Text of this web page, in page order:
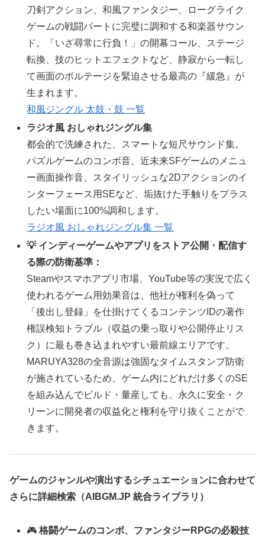
刀剣アクション、和風ファンタジー、ローグライク
ゲームの戦闘パートに完璧に調和する和楽器サウン
ド。「いざ尋常に行負！」の開幕コール、ステージ
転換、技のヒットエフェクトなど、静寂から一転し
て画面のボルテージを緊迫させる最高の『緩急』が
生まれます。
和風ジングル 太鼓・鼓 一覧
ラジオ風 おしゃれジングル集
都会的で洗練された、スマートな短尺サウンド集。
パズルゲームのコンボ音、近未来SFゲームのメニュ
ー画面操作音、スタイリッシュな2Dアクションのイ
ンターフェース用SEなど、垢抜けた手触りをプラス
したい場面に100%調和します。
ラジオ風 おしゃれジングル集 一覧
💡 インディーゲームやアプリをストア公開・配信す
る際の防衛基準：
Steamやスマホアプリ市場、YouTube等の実況で広く
使われるゲーム用効果音は、他社が権利を偽って
「後出し登録」を仕掛けてくるコンテンツIDの著作
権誤検知トラブル（収益の乗っ取りや公開停止リス
ク）に最も巻き込まれやすい最前線エリアです。
MARUYA328の全音源は強固なタイムスタンプ防衛
が施されているため、ゲーム内にどれだけ多くのSE
を組み込んでビルド・量産しても、永久に安全・ク
リーンに開発者の収益化と権利を守り抜くことがで
きます。
ゲームのジャンルや演出するシチュエーションに合わせて
さらに詳細検索（AIBGM.JP 統合ライブラリ）
🎮格闘ゲームのコンボ、ファンタジーRPGの必殺技